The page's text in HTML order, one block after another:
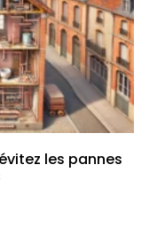
les pannes